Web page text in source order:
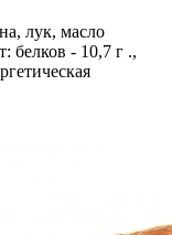
лук, масло
белков - 10,7 г .,